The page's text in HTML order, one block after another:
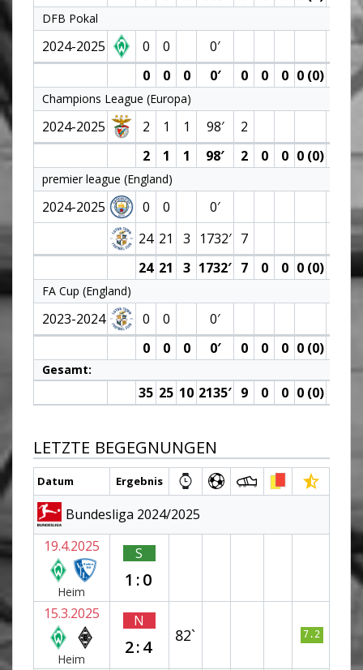
DFB Pokal
2024-2025 0 0
0′
0
0 0 0′ 0 0 0 0 (0)
Champions League (Europa)
2024-2025 2 1 1 98′
2
2
1 1 98′ 2 0 0 0 (0)
premier league (England)
2024-2025 0 0
0′
24 21 3 1732′ 7
24 21 3 1732′ 7 0 0 0 (0)
FA Cup (England)
2023-2024 0 0
0′
0
0 0 0′ 0 0 0 0 (0)
Gesamt:
35 25 10 2135′ 9 0 0 0 (0)
LETZTE BEGEGNUNGEN
Datum Ergebnis
Bundesliga 2024/2025
19.4.2025
Heim
S
1:0
15.3.2025
Heim
N
2:4
82` 7.2